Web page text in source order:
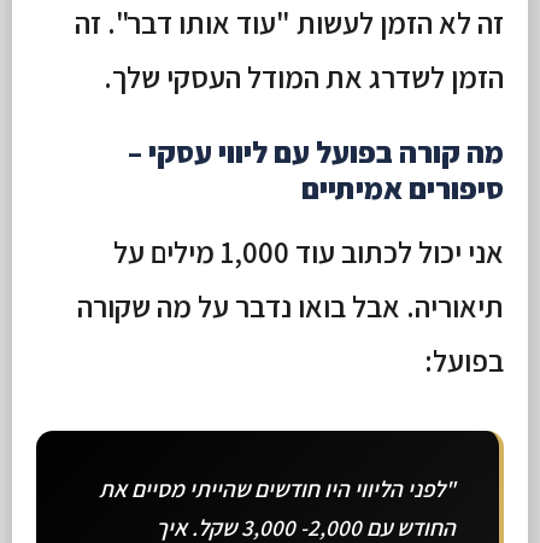
זה לא הזמן לעשות "עוד אותו דבר". זה
הזמן לשדרג את המודל העסקי שלך.
מה קורה בפועל עם ליווי עסקי –
סיפורים אמיתיים
אני יכול לכתוב עוד 1,000 מילים על
תיאוריה. אבל בואו נדבר על מה שקורה
בפועל:
"לפני הליווי היו חודשים שהייתי מסיים את
החודש עם 2,000- 3,000 שקל. איך